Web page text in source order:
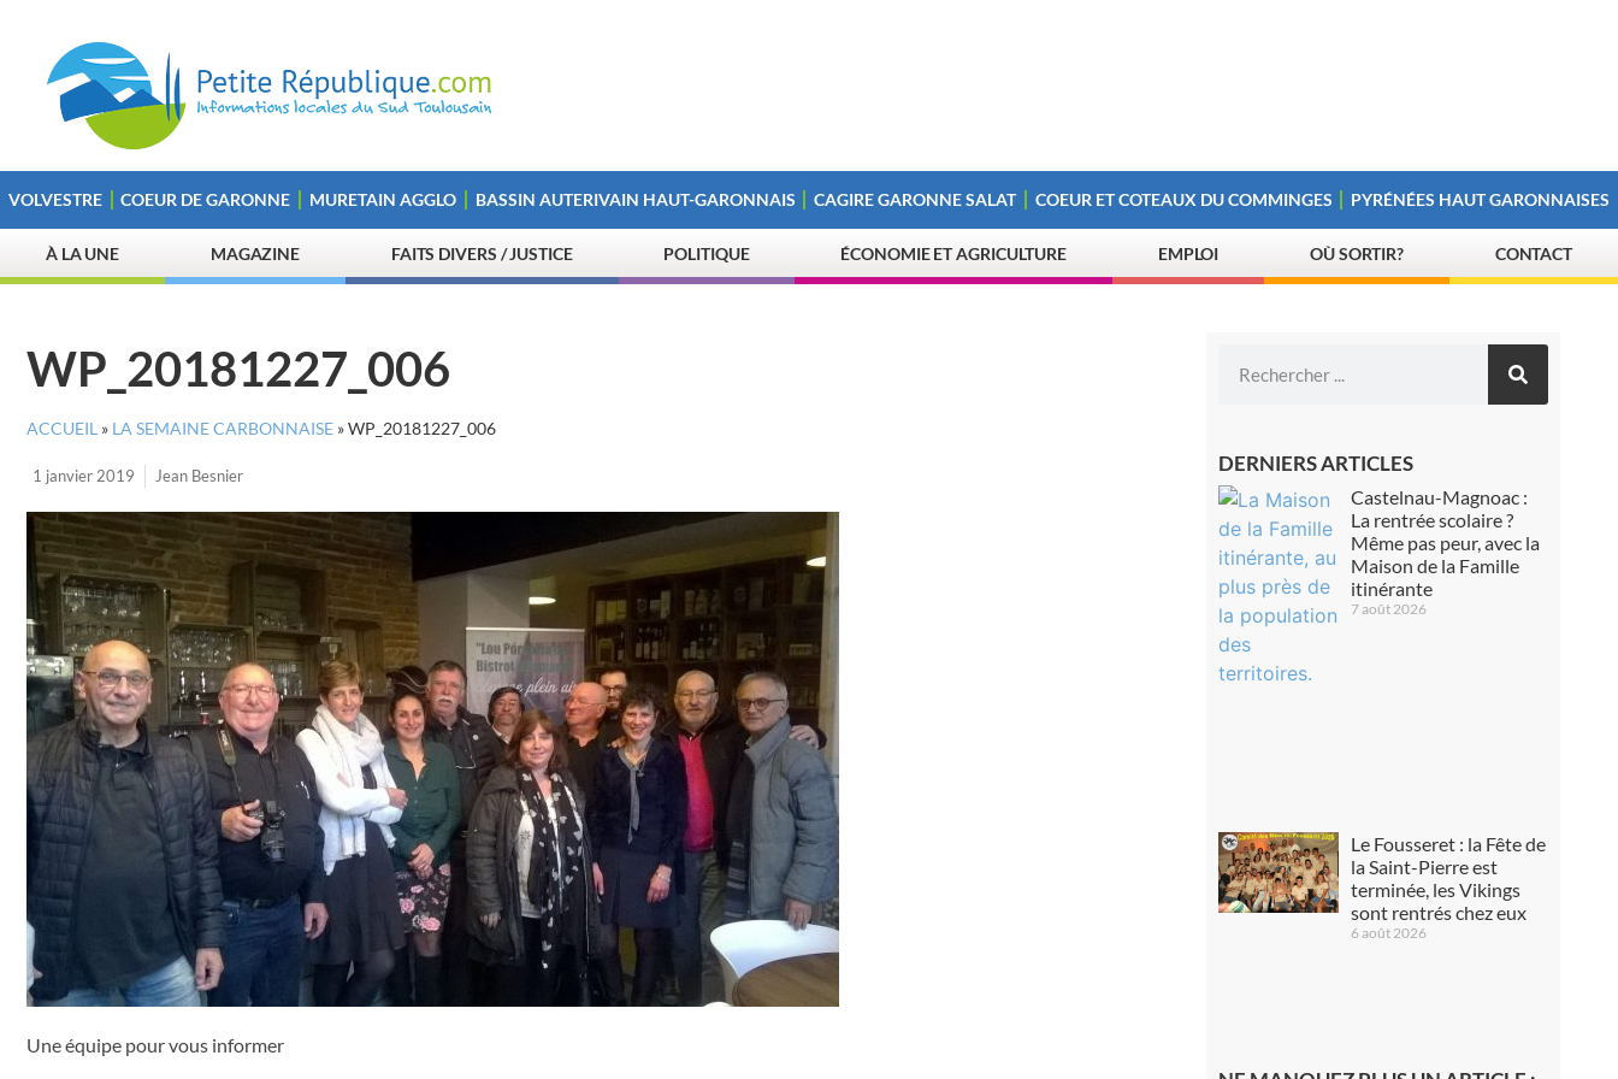
VOLVESTRE COEUR DE GARONNE MURETAIN AGGLO BASSIN AUTERIVAIN HAUT-GARONNAIS CAGIRE GARONNE SALAT COEUR ET COTEAUX DU COMMINGES PYRÉNÉES HAUT GARONNAISES
À LA UNE MAGAZINE FAITS DIVERS / JUSTICE POLITIQUE ÉCONOMIE ET AGRICULTURE EMPLOI OÙ SORTIR? CONTACT
WP_20181227_006
ACCUEIL » LA SEMAINE CARBONNAISE »WP_20181227_006
1 janvier 2019 Jean Besnier
Une équipe pour vous informer
DERNIERS ARTICLES
Castelnau-Magnoac :
La rentrée scolaire ?
Même pas peur, avec la
Maison de la Famille
itinérante
7 août 2026
Le Fousseret : la Fête de
la Saint-Pierre est
terminée, les Vikings
sont rentrés chez eux
6 août 2026